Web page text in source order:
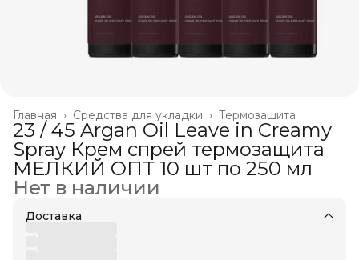
Термозащита
Средства для укладки ›
Главная ›
23 / 45 Argan Oil Leave in Creamy
Spray Крем спрей термозащита
МЕЛКИЙ ОПТ 10 шт по 250 мл
Нет в наличии
Доставка